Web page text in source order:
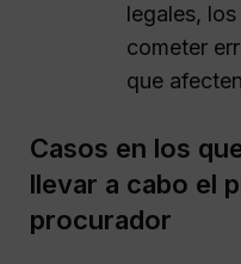
legales,
cometer
que
Casos en los
llevar a cabo el
procurador